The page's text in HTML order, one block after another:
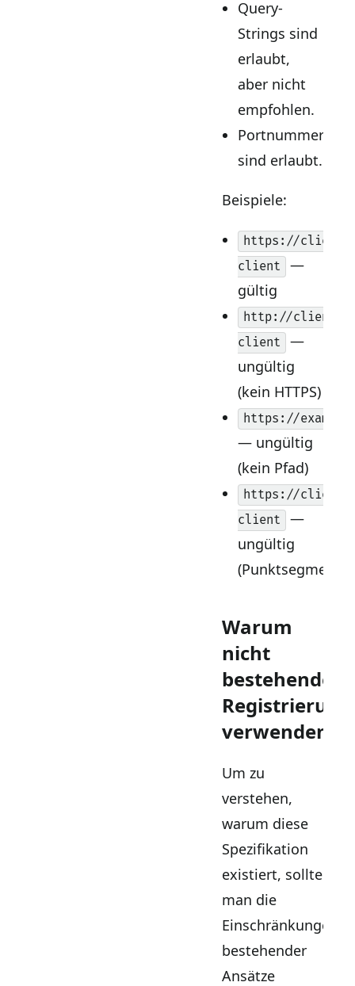
Query-
Strings sind
erlaubt,
aber nicht
empfohlen.
Portnummern
sind erlaubt.
Beispiele:
https://
client
—
gültig
http://
client
—
ungültig
(kein HTTPS)
https://
— ungültig
(kein Pfad)
https://
client
—
ungültig
(Punktsegment)
Warum
nicht
bestehende
verwenden?
Um zu
verstehen,
warum diese
Spezifikation
existiert, sollte
man die
Einschränkungen
bestehender
Ansätze